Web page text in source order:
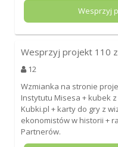
Wesprzyj
Wesprzyj projekt 110
12
Wzmianka na stronie
Instytutu Misesa + kubek
Kubki.pl + karty do gry z
ekonomistów w historii +
Partnerów.